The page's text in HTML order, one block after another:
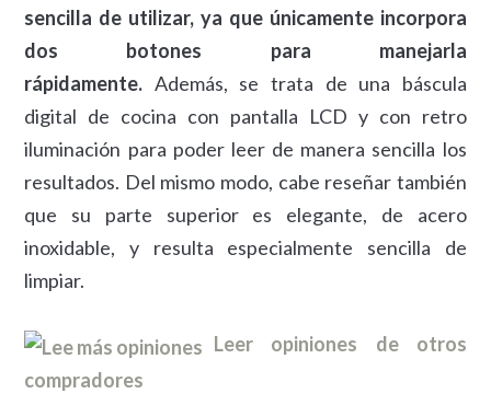
sencilla de utilizar, ya que únicamente incorpora
dos botones para manejarla
rápidamente. Además, se trata de una báscula
digital de cocina con pantalla LCD y con retro
iluminación para poder leer de manera sencilla los
resultados. Del mismo modo, cabe reseñar también
que su parte superior es elegante, de acero
inoxidable, y resulta especialmente sencilla de
limpiar.
Leer opiniones de otros
compradores